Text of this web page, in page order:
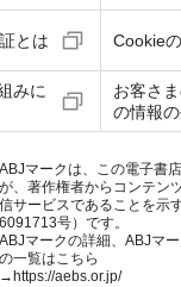
とは Cookie
みに
お客さ
の情報
ABJマークは、この電子書
が、著作権者からコンテン
信サービスであることを示
6091713号）です。
ABJマークの詳細、ABJマ
の一覧はこちら
→ https://aebs.or.jp/